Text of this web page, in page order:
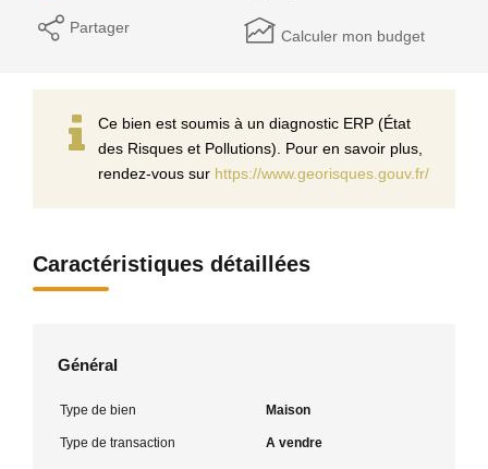
Partager Calculer mon budget
Ce bien est soumis à un diagnostic ERP (État
des Risques et Pollutions). Pour en savoir plus,
rendez-vous sur https://www.georisques.gouv.fr/
Caractéristiques détaillées
Général
Type de bien Maison
Type de transaction A vendre